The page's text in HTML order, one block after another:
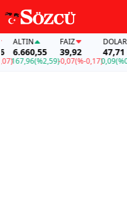
ALTIN
6.660,55
167,96(%2,59)
FAİZ
39,92
-0,07(%-0,17)
DOLAR
47,71
0,09